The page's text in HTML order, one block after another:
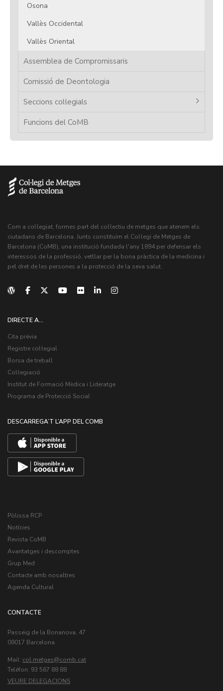
Osona
Vallès Occidental
Vallès Oriental
Assemblea de Compromissaris
Comissió de Deontologia
Seccions col·legials
Funcions del CoMB
Com a col·legiat, formes part del col·lectiu de metges que atenem els
ciutadans de Barcelona. Junts constituïm el Col·legi de Metges de
Barcelona (CoMB), una institució fundada l'any 1894 per defensar els
interessos de la professió, vetllar per la bona pràctica de la medicina i
pel dret de les persones a la protecció de la seva salut.
DIRECTE A...
Cita prèvia
Registre col·legial
Borsa de treball
Col·legiació
Institut de Formació Mèdica i Lideratge
Programa de Protecció Social
DESCARREGA’T L’APP DEL COMB
Pòlissa RCP
Notícies
Revista CoMB
Avantatges i descomptes
Grup Med
Contacte amb nosaltres
Agenda Cultural
CONTACTE
Passeig de la Bonanova, 47
08017 Barcelona
Mail: col.metges
Teléfon: 93 567 88 88
VEURE DELEGACIONS